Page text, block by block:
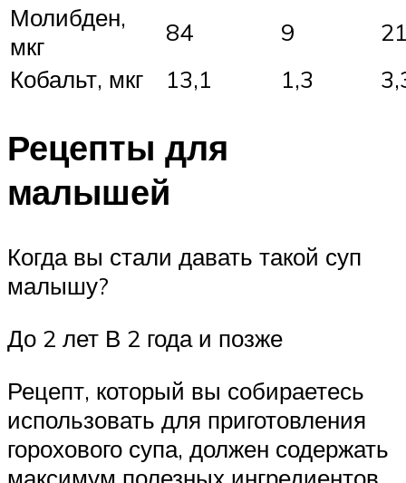
Молибден,
мкг
84 9
Кобальт, мкг
13,1 1,3
Рецепты для
малышей
Когда вы стали давать такой суп
малышу?
До 2 лет В 2 года и позже
Рецепт, который вы собираетесь
использовать для приготовления
горохового супа, должен содержать